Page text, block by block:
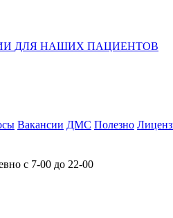
ДЛЯ НАШИХ ПАЦИЕНТОВ
Вакансии ДМС Полезно
с 7-00 до 22-00